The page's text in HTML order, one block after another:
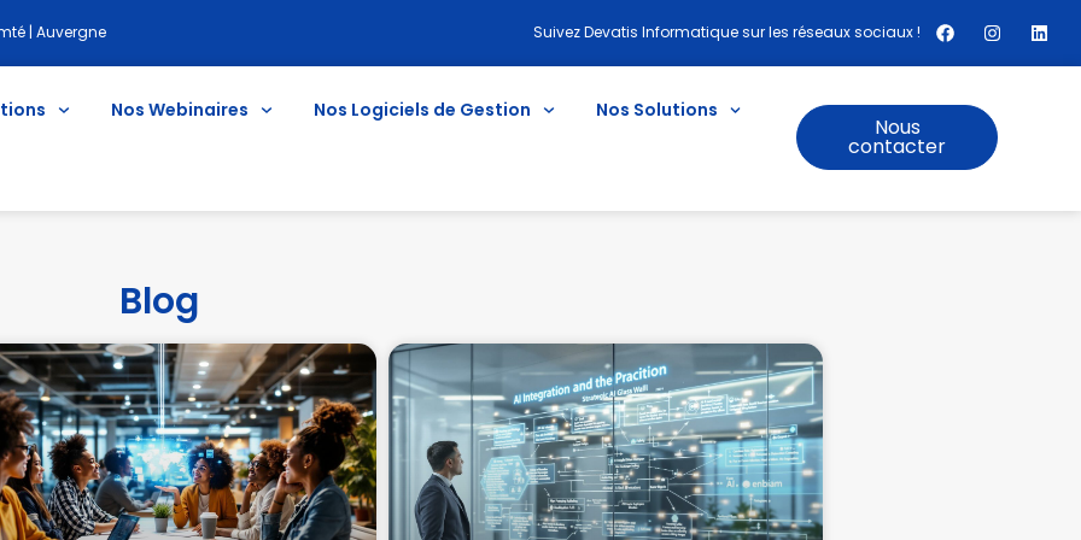
| Auvergne Suivez Devatis Informatique sur les réseaux sociaux !
Nos Webinaires Nos Logiciels de Gestion Nos Solutions
Nous
contacter
Blog